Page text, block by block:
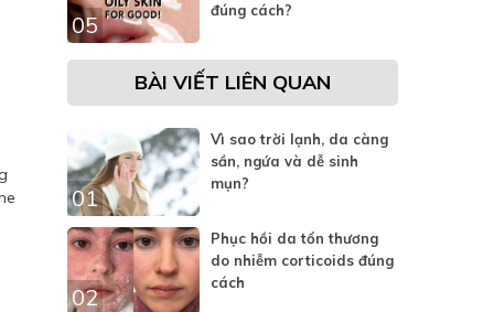
05
đúng cách?
BÀI VIẾT LIÊN QUAN
01
Vì sao trời lạnh, da càng
sần, ngứa và dễ sinh
mụn?
02
Phục hồi da tổn thương
do nhiễm corticoids đúng
cách